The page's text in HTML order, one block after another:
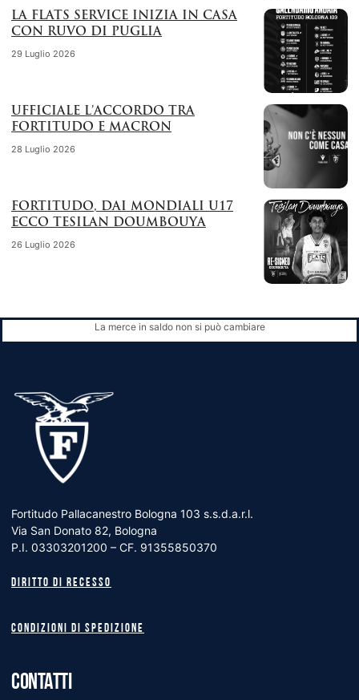
LA FLATS SERVICE INIZIA IN CASA
CON RUVO DI PUGLIA
29 Luglio 2026
UFFICIALE L’ACCORDO TRA
FORTITUDO E MACRON
28 Luglio 2026
FORTITUDO, DAI MONDIALI U17
ECCO TESILAN DOUMBOUYA
26 Luglio 2026
La merce in saldo non si può cambiare
Fortitudo Pallacanestro Bologna 103 s.s.d.a.r.l.
Via San Donato 82, Bologna
P.I. 03303201200 – CF. 91355850370
Diritto di recesso
Condizioni di spedizione
CONTATTI